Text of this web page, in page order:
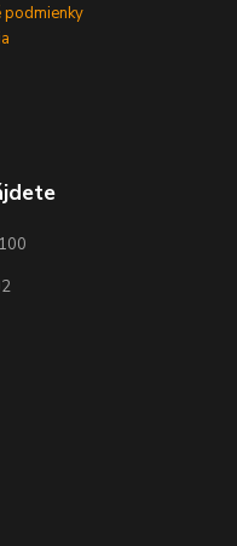
podmienky